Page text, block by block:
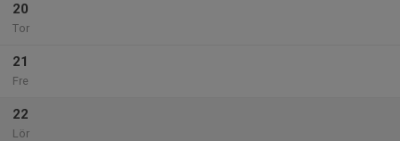
20
Tor
21
Fre
22
Lör